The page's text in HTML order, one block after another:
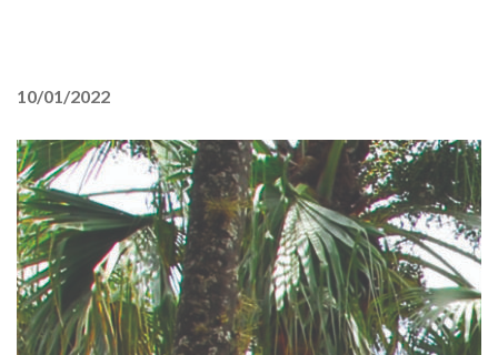
10/01/2022